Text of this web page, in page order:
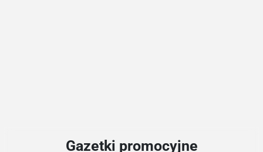
Gazetki promocyjne